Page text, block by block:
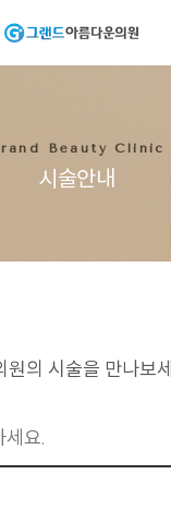
Beauty Clinic
시술안내
의 시술을 만나보